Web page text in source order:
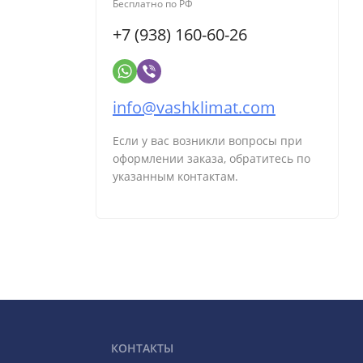
Бесплатно по РФ
+7 (938) 160-60-26
info@vashklimat.com
Если у вас возникли вопросы при
оформлении заказа, обратитесь по
указанным контактам.
КОНТАКТЫ